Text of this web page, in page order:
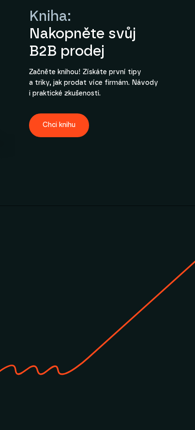
Kniha:
Nakopněte svůj
B2B prodej
Začněte knihou! Získáte první tipy
a triky, jak prodat více firmám. Návody
i praktické zkušenosti.
Chci knihu